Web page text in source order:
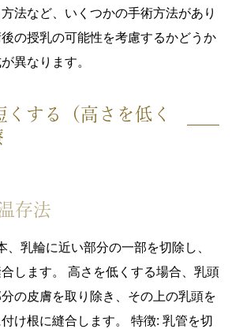
法など、いくつかの手術方法があり
の授乳の可能性を考慮するかどうか
異なります。
くする（高さを低く
存法
、乳輪に近い部分の一部を切除し、
します。 高さを低くする場合、乳頭
の皮膚を取り除き、その上の乳頭を
け根に縫合します。 特徴: 乳管を切